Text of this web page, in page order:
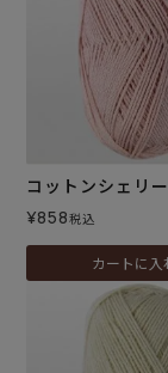
コットンシェリ
¥858税込
カートに入